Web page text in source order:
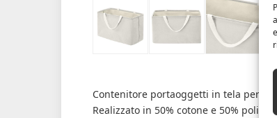
Contenitore portaoggetti in tela per
Realizzato in 50% cotone e 50%